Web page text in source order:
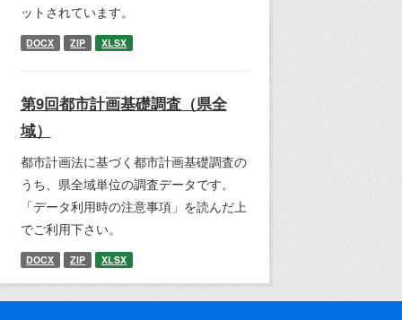
ットされています。
DOCX ZIP XLSX
第9回都市計画基礎調査（県全
域）
都市計画法に基づく都市計画基礎調査の
うち、県全域単位の調査データです。
「データ利用時の注意事項」を読んだ上
でご利用下さい。
DOCX ZIP XLSX